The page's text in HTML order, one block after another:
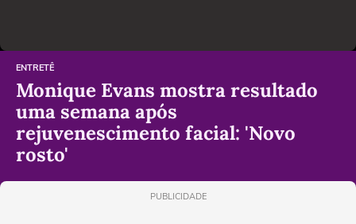
ENTRETÊ
Monique Evans mostra resultado
uma semana após
rejuvenescimento facial: 'Novo
rosto'
PUBLICIDADE